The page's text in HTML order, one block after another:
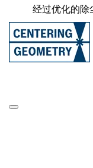
经过优化的除